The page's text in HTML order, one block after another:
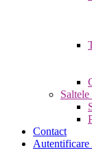
Contact
Autentificare